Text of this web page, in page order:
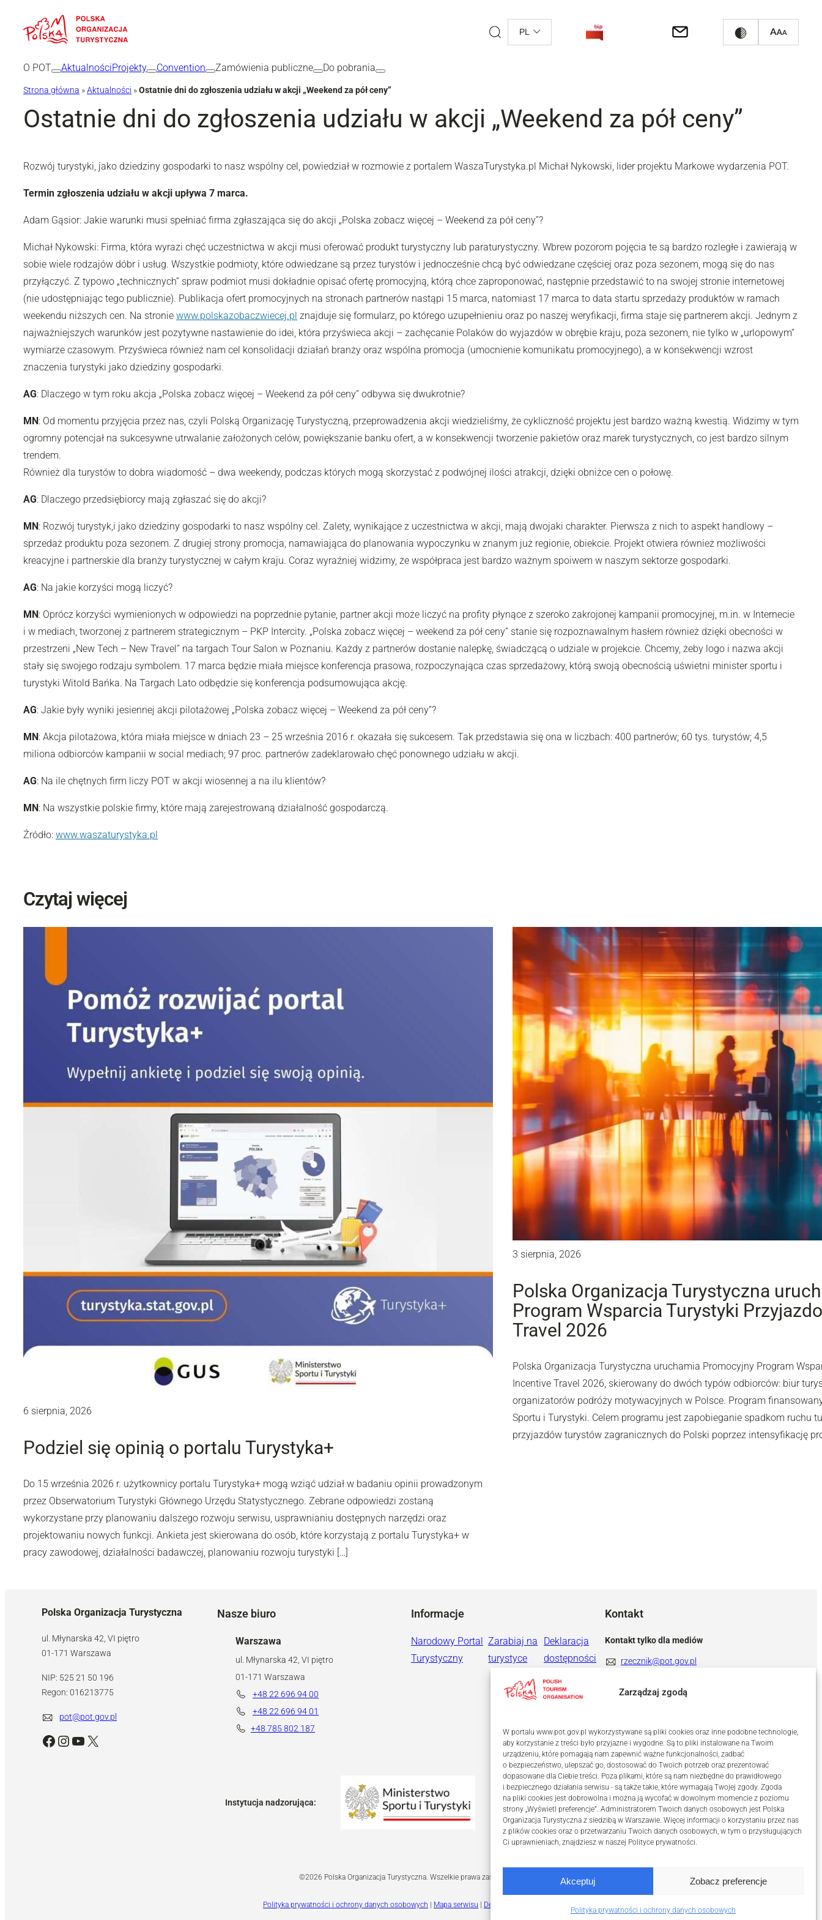
Zarządzaj zgodą
W portalu www.pot.gov.pl wykorzystywane są pliki cookies oraz inne podobne technologie,
aby korzystanie z treści było przyjazne i wygodne. Są to pliki instalowane na Twoim
urządzeniu, które pomagają nam zapewnić ważne funkcjonalności, zadbać
o bezpieczeństwo, ulepszać go, dostosować do Twoich potrzeb oraz prezentować
dopasowane dla Ciebie treści. Poza plikami, które są nam niezbędne do prawidłowego
i bezpiecznego działania serwisu - są także takie, które wymagają Twojej zgody. Zgoda
na pliki cookies jest dobrowolna i można ją wycofać w dowolnym momencie z poziomu
strony „Wyświetl preferencje”. Administratorem Twoich danych osobowych jest Polska
Organizacja Turystyczna z siedzibą w Warszawie. Więcej informacji o korzystaniu przez nas
z plików cookies oraz o przetwarzaniu Twoich danych osobowych, w tym o przysługujących
Ci uprawnieniach, znajdziesz w naszej Polityce prywatności.
Akceptuj Zobacz preferencje
Polityka prywatności i ochrony danych osobowych
PL
O POT AktualnościProjekty Convention Zamówienia publiczne Do pobrania
Strona główna »Aktualności »Ostatnie dni do zgłoszenia udziału w akcji „Weekend za pół ceny”
Ostatnie dni do zgłoszenia udziału w akcji „Weekend za pół ceny”
Rozwój turystyki, jako dziedziny gospodarki to nasz wspólny cel, powiedział w rozmowie z portalem WaszaTurystyka.pl Michał Nykowski, lider projektu Markowe wydarzenia POT.
Termin zgłoszenia udziału w akcji upływa 7 marca.
Adam Gąsior: Jakie warunki musi spełniać firma zgłaszająca się do akcji „Polska zobacz więcej – Weekend za pół ceny”?
Michał Nykowski: Firma, która wyrazi chęć uczestnictwa w akcji musi oferować produkt turystyczny lub paraturystyczny. Wbrew pozorom pojęcia te są bardzo rozległe i zawierają w
sobie wiele rodzajów dóbr i usług. Wszystkie podmioty, które odwiedzane są przez turystów i jednocześnie chcą być odwiedzane częściej oraz poza sezonem, mogą się do nas
przyłączyć. Z typowo „technicznych” spraw podmiot musi dokładnie opisać ofertę promocyjną, którą chce zaproponować, następnie przedstawić to na swojej stronie internetowej
(nie udostępniając tego publicznie). Publikacja ofert promocyjnych na stronach partnerów nastąpi 15 marca, natomiast 17 marca to data startu sprzedaży produktów w ramach
weekendu niższych cen. Na stronie www.polskazobaczwiecej.pl znajduje się formularz, po którego uzupełnieniu oraz po naszej weryfikacji, firma staje się partnerem akcji. Jednym z
najważniejszych warunków jest pozytywne nastawienie do idei, która przyświeca akcji – zachęcanie Polaków do wyjazdów w obrębie kraju, poza sezonem, nie tylko w „urlopowym”
wymiarze czasowym. Przyświeca również nam cel konsolidacji działań branży oraz wspólna promocja (umocnienie komunikatu promocyjnego), a w konsekwencji wzrost
znaczenia turystyki jako dziedziny gospodarki.
AG: Dlaczego w tym roku akcja „Polska zobacz więcej – Weekend za pół ceny” odbywa się dwukrotnie?
MN: Od momentu przyjęcia przez nas, czyli Polską Organizację Turystyczną, przeprowadzenia akcji wiedzieliśmy, że cykliczność projektu jest bardzo ważną kwestią. Widzimy w tym
ogromny potencjał na sukcesywne utrwalanie założonych celów, powiększanie banku ofert, a w konsekwencji tworzenie pakietów oraz marek turystycznych, co jest bardzo silnym
trendem.
Również dla turystów to dobra wiadomość – dwa weekendy, podczas których mogą skorzystać z podwójnej ilości atrakcji, dzięki obniżce cen o połowę.
AG: Dlaczego przedsiębiorcy mają zgłaszać się do akcji?
MN: Rozwój turystyk,i jako dziedziny gospodarki to nasz wspólny cel. Zalety, wynikające z uczestnictwa w akcji, mają dwojaki charakter. Pierwsza z nich to aspekt handlowy –
sprzedaż produktu poza sezonem. Z drugiej strony promocja, namawiająca do planowania wypoczynku w znanym już regionie, obiekcie. Projekt otwiera również możliwości
kreacyjne i partnerskie dla branży turystycznej w całym kraju. Coraz wyraźniej widzimy, że współpraca jest bardzo ważnym spoiwem w naszym sektorze gospodarki.
AG: Na jakie korzyści mogą liczyć?
MN: Oprócz korzyści wymienionych w odpowiedzi na poprzednie pytanie, partner akcji może liczyć na profity płynące z szeroko zakrojonej kampanii promocyjnej, m.in. w Internecie
i w mediach, tworzonej z partnerem strategicznym – PKP Intercity. „Polska zobacz więcej – weekend za pół ceny” stanie się rozpoznawalnym hasłem również dzięki obecności w
przestrzeni „New Tech – New Travel” na targach Tour Salon w Poznaniu. Każdy z partnerów dostanie nalepkę, świadczącą o udziale w projekcie. Chcemy, żeby logo i nazwa akcji
stały się swojego rodzaju symbolem. 17 marca będzie miała miejsce konferencja prasowa, rozpoczynająca czas sprzedażowy, którą swoją obecnością uświetni minister sportu i
turystyki Witold Bańka. Na Targach Lato odbędzie się konferencja podsumowująca akcję.
AG: Jakie były wyniki jesiennej akcji pilotażowej „Polska zobacz więcej – Weekend za pół ceny”?
MN: Akcja pilotażowa, która miała miejsce w dniach 23 – 25 września 2016 r. okazała się sukcesem. Tak przedstawia się ona w liczbach: 400 partnerów; 60 tys. turystów; 4,5
miliona odbiorców kampanii w social mediach; 97 proc. partnerów zadeklarowało chęć ponownego udziału w akcji.
AG: Na ile chętnych firm liczy POT w akcji wiosennej a na ilu klientów?
MN: Na wszystkie polskie firmy, które mają zarejestrowaną działalność gospodarczą.
Źródło: www.waszaturystyka.pl
Czytaj więcej
6 sierpnia, 2026
Podziel się opinią o portalu Turystyka+
Do 15 września 2026 r. użytkownicy portalu Turystyka+ mogą wziąć udział w badaniu opinii prowadzonym
przez Obserwatorium Turystyki Głównego Urzędu Statystycznego. Zebrane odpowiedzi zostaną
wykorzystane przy planowaniu dalszego rozwoju serwisu, usprawnianiu dostępnych narzędzi oraz
projektowaniu nowych funkcji. Ankieta jest skierowana do osób, które korzystają z portalu Turystyka+ w
pracy zawodowej, działalności badawczej, planowaniu rozwoju turystyki […]
3 sierpnia, 2026
Polska Organizacja Turystyczna
Program Wsparcia Turystyki
Travel 2026
Polska Organizacja Turystyczna uruchamia Promocyjny Program
Incentive Travel 2026, skierowany do dwóch typów odbiorców: biur
organizatorów podróży motywacyjnych w Polsce. Program
Sportu i Turystyki. Celem programu jest zapobieganie spadkom ruchu
przyjazdów turystów zagranicznych do Polski poprzez intensyfikację
Polska Organizacja Turystyczna
ul. Młynarska 42, VI piętro
01-171 Warszawa
NIP: 525 21 50 196
Regon: 016213775
pot@pot.gov.pl
Facebook Instagram YouTube X
Nasze biuro
Warszawa
ul. Młynarska 42, VI piętro
01-171 Warszawa
+48 22 696 94 00
+48 22 696 94 01
+48 785 802 187
Informacje
Narodowy Portal
Turystyczny
Zarabiaj na
turystyce
Deklaracja
dostępności
Kontakt
Kontakt tylko dla mediów
rzecznik@pot.gov.pl
Instytucja nadzorująca:
©2026 Polska Organizacja Turystyczna. Wszelkie prawa zastrzeżone.
Polityka prywatności i ochrony danych osobowych Mapa serwisu Deklaracja dostępności